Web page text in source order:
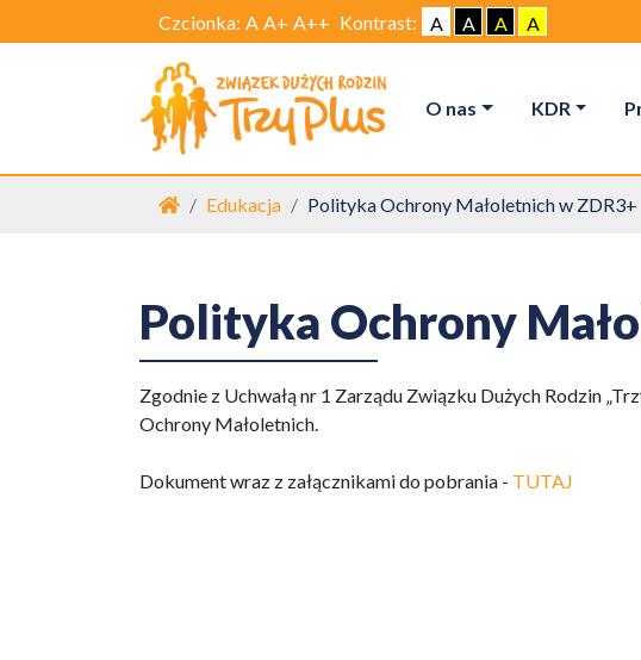
Czcionka: A A+ A++ Kontrast: A A A A
O nas KDR
Strona główna
Edukacja Polityka Ochrony Małoletnich w ZDR3+
Polityka Ochrony
Zgodnie z Uchwałą nr 1 Zarządu Związku Dużych Rodzin
Ochrony Małoletnich.
Dokument wraz z załącznikami do pobrania - TUTAJ